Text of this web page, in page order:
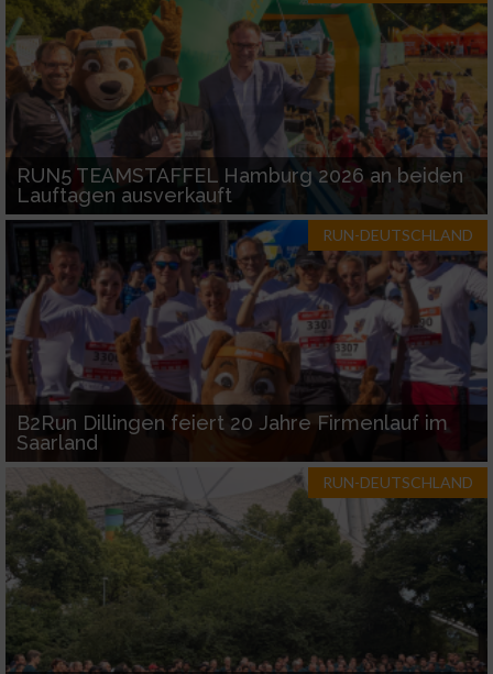
RUN5 TEAMSTAFFEL Hamburg 2026 an beiden
Lauftagen ausverkauft
RUN-DEUTSCHLAND
B2Run Dillingen feiert 20 Jahre Firmenlauf im
Saarland
RUN-DEUTSCHLAND